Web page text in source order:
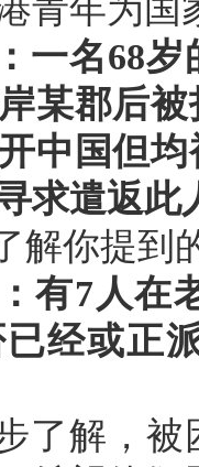
青年为国
一名68
某郡后
中国但
求遣返此
解你提到
有7人在
经或正
了解，